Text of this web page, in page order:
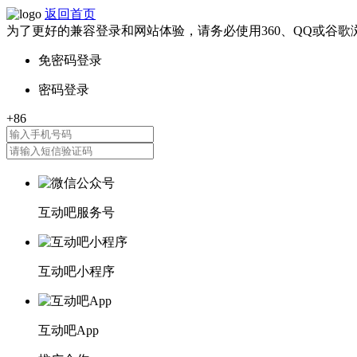
返回首页
为了更好的兼容登录和网站体验，请务必使用360、QQ或谷歌
互动吧服务号
互动吧小程序
互动吧App